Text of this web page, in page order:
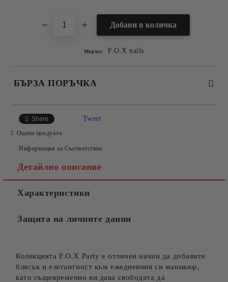
Марка: F.O.X nails
БЪРЗА ПОРЪЧКА
Съгласен съм с
Ние ще се свържем с вас в рамките на работния ден.
Share Tweet
Оцени продукта
Информация за Съответствие
Детайлно описание
Характеристики
Защита на личните данни
Колекцията F.O.X Party е отличен начин да добавите
блясък и елегантност към ежедневния си маникюр,
като същевременно ви дава свободата да